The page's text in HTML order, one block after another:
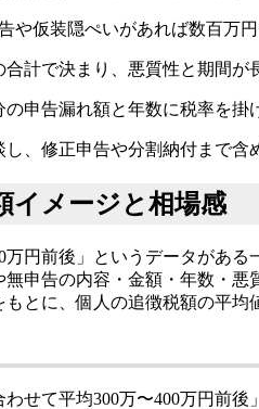
仮装隠ぺいがあれば数百万円
計で決まり、悪質性と期間が
申告漏れ額と年数に税率を掛
、修正申告や分割納付まで含
イメージと相場感
円前後」というデータがあ
申告の内容・金額・年数・
とに、個人の追徴税額の平均
せて平均300万〜400万円前